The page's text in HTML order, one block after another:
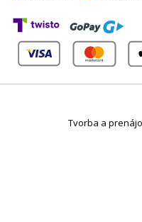
Tvorba a